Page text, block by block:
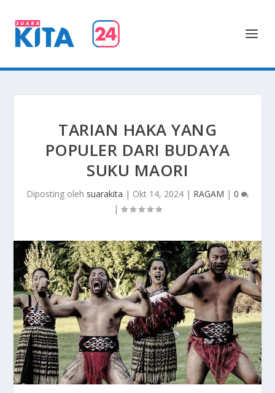
TARIAN HAKA YANG
POPULER DARI BUDAYA
SUKU MAORI
Diposting oleh suarakita | Okt 14, 2024 | RAGAM | 0
|